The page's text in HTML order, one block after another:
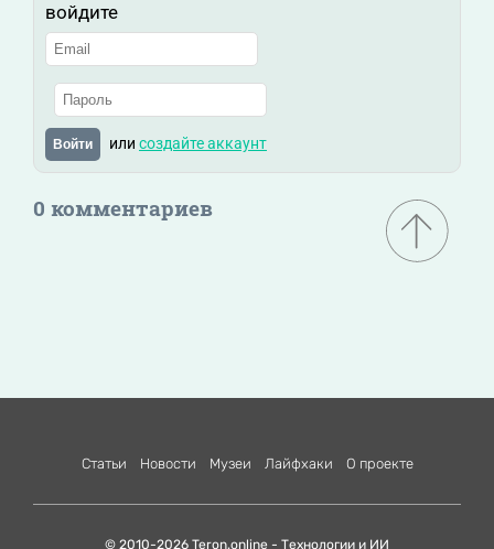
войдите
Войти или создайте аккаунт
0 комментариев
Статьи Новости Музеи Лайфхаки О проекте
© 2010-2026 Teron.online - Технологии и ИИ